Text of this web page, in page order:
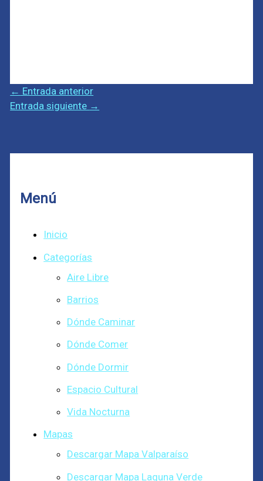
← Entrada anterior
Entrada siguiente →
Menú
Inicio
Categorías
Aire Libre
Barrios
Dónde Caminar
Dónde Comer
Dónde Dormir
Espacio Cultural
Vida Nocturna
Mapas
Descargar Mapa Valparaíso
Descargar Mapa Laguna Verde